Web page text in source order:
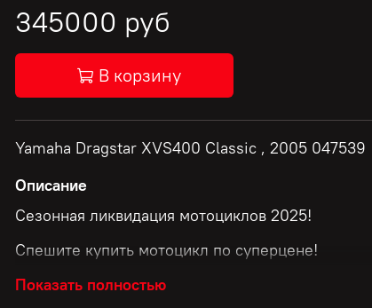
345000 руб
В корзину
Yamaha Dragstar XVS400 Classic , 2005 047539
Описание
Сезонная ликвидация мотоциклов 2025!
Спешите купить мотоцикл по суперцене!
Показать полностью